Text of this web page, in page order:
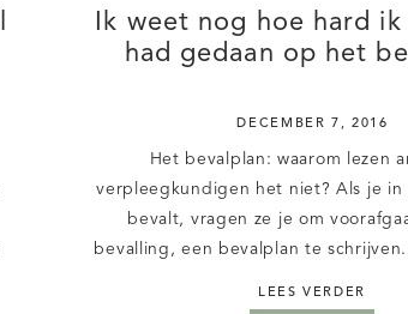
Ik weet nog hoe hard
had gedaan op het
DECEMBER 7, 2016
Het bevalplan: waarom lezen
verpleegkundigen het niet? Als je in
bevalt, vragen ze je om
bevalling, een bevalplan te
kan maken. Daarnaast kan ze haar
LEES VERDER